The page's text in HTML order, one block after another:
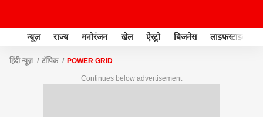
न्यूज़ राज्य मनोरंजन खेल ऐस्ट्रो बिजनेस लाइफस्टाइल
हिंदी न्यूज़ टॉपिक POWER GRID
Continues below advertisement